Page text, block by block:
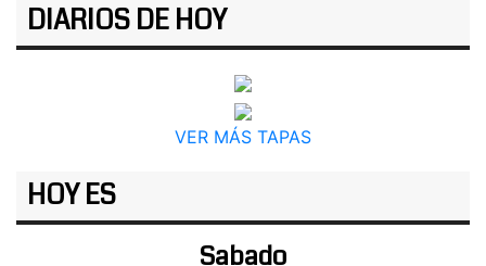
DIARIOS DE HOY
VER MÁS TAPAS
HOY ES
Sabado